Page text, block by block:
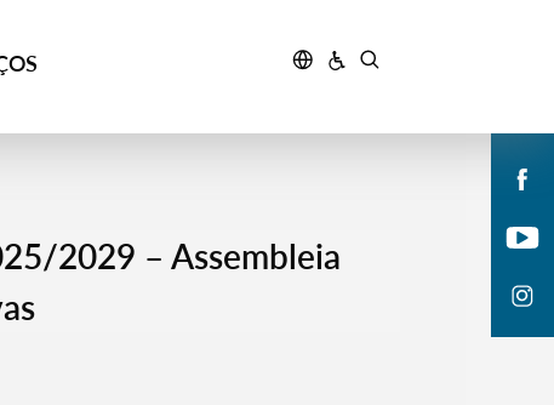
2029 – Assembleia